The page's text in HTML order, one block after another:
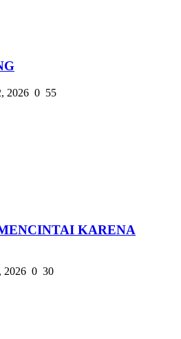
2026 0 55
KARENA
2026 0 30